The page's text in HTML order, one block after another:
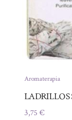
Aromaterapia
LADRILLOS
3,75€